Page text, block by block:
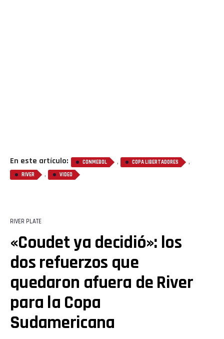
En este artículo: CONMEBOL , COPA LIBERTADORES ,
RIVER , VIDEO
RIVER PLATE
«Coudet ya decidió»: los
dos refuerzos que
quedaron afuera de River
para la Copa
Sudamericana
Whatsapp
Email